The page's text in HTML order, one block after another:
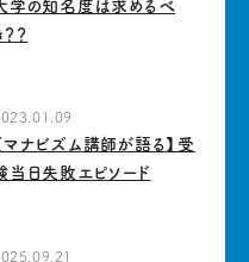
学の知名度は求めるべ
？？
マナビズム講師が語る】受
当日失敗エピソード